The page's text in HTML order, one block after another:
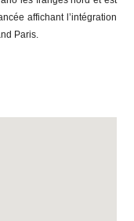
affichant l’intégration
Paris.